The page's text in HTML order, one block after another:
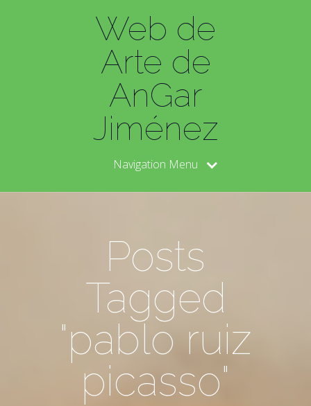
Web de
Arte de
AnGar
Jiménez
Navigation Menu
Posts
Tagged
"pablo ruiz
picasso"